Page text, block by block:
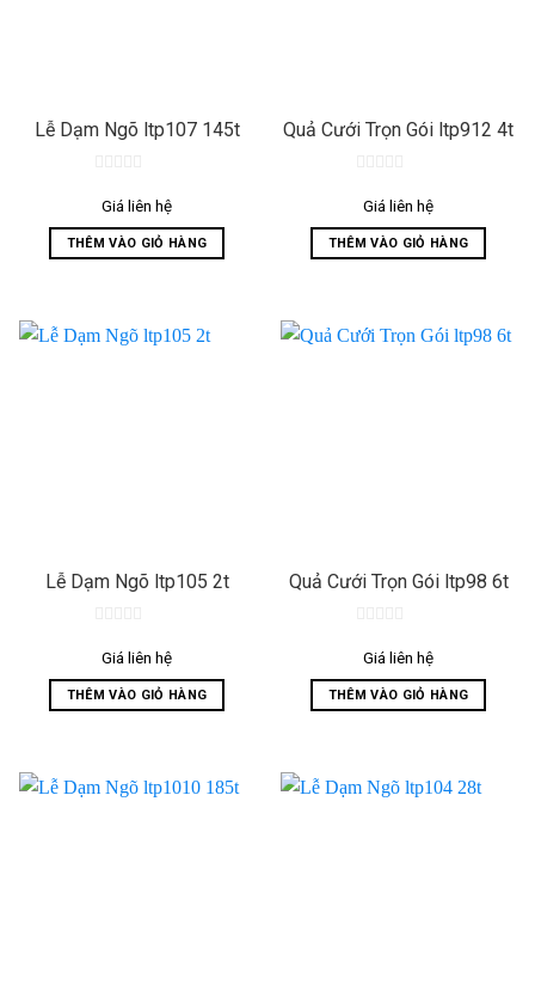
Lễ Dạm Ngõ ltp107 145t
out
5
Giá liên hệ
THÊM VÀO GIỎ HÀNG
Quả Cưới Trọn Gói ltp912 4t
out
5
Giá liên hệ
THÊM VÀO GIỎ HÀNG
Lễ Dạm Ngõ ltp105 2t
out
5
Giá liên hệ
THÊM VÀO GIỎ HÀNG
Quả Cưới Trọn Gói ltp98 6t
out
5
Giá liên hệ
THÊM VÀO GIỎ HÀNG